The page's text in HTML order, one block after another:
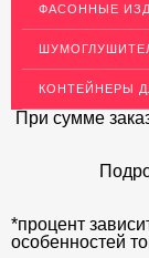
Изделия из Меди
Кабель, провод
ЛАТУННЫЙ
ДЕКОР
ОГРАЖДЕНИЯ
ФАСОННЫЕ
КОНТЕЙНЕРЫ
При сумме
*процент
особенностей